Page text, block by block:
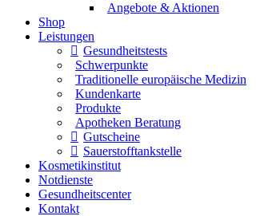
Angebote & Aktionen
Shop
Leistungen
Gesundheitstests
Schwerpunkte
Traditionelle europäische Medizin
Kundenkarte
Produkte
Apotheken Beratung
Gutscheine
Sauerstofftankstelle
Kosmetikinstitut
Notdienste
Gesundheitscenter
Kontakt